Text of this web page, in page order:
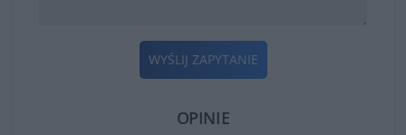
WYŚLIJ ZAPYTANIE
OPINIE